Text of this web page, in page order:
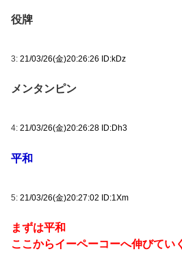
役牌
3: 21/03/26(金)20:26:26 ID:kDz
メンタンピン
4: 21/03/26(金)20:26:28 ID:Dh3
平和
5: 21/03/26(金)20:27:02 ID:1Xm
まずは平和
ここからイーペーコーへ伸びてい